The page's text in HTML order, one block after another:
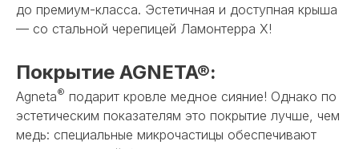
до премиум-класса. Эстетичная и доступная крыша
— со стальной черепицей Ламонтерра X!
Покрытие AGNETA®:
Agneta® подарит кровле медное сияние! Однако по
эстетическим показателям это покрытие лучше, чем
медь: специальные микрочастицы обеспечивают